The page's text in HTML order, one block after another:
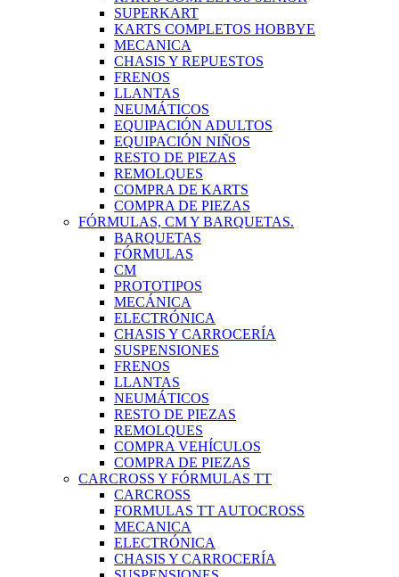
SUPERKART
KARTS COMPLETOS HOBBYE
MECANICA
CHASIS Y REPUESTOS
FRENOS
LLANTAS
NEUMÁTICOS
EQUIPACIÓN ADULTOS
EQUIPACIÓN NIÑOS
RESTO DE PIEZAS
REMOLQUES
COMPRA DE KARTS
COMPRA DE PIEZAS
FÓRMULAS, CM Y BARQUETAS.
BARQUETAS
FÓRMULAS
CM
PROTOTIPOS
MECÁNICA
ELECTRÓNICA
CHASIS Y CARROCERÍA
SUSPENSIONES
FRENOS
LLANTAS
NEUMÁTICOS
RESTO DE PIEZAS
REMOLQUES
COMPRA VEHÍCULOS
COMPRA DE PIEZAS
CARCROSS Y FÓRMULAS TT
CARCROSS
FORMULAS TT AUTOCROSS
MECANICA
ELECTRÓNICA
CHASIS Y CARROCERÍA